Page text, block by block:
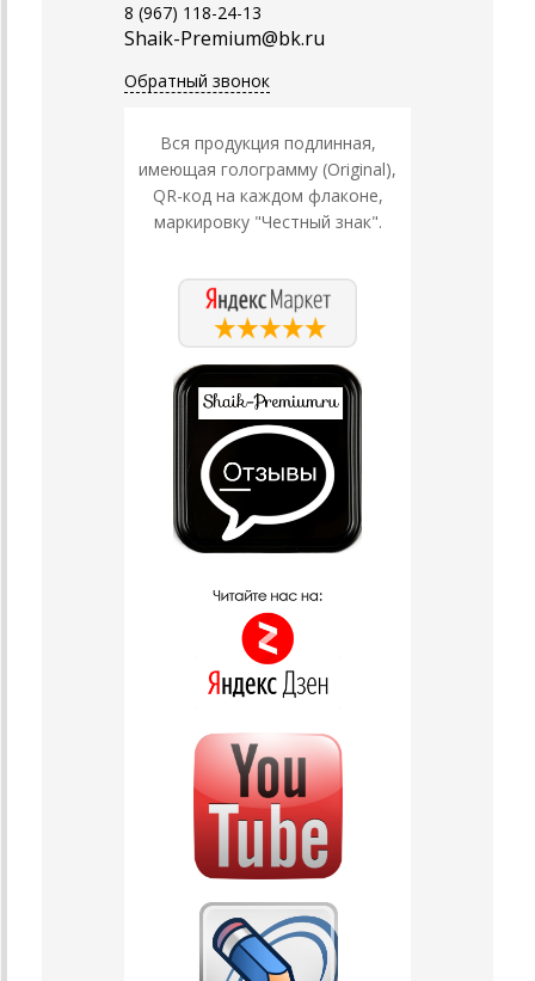
8 (967) 118-24-13
Shaik-Premium@bk.ru
Обратный звонок
Вся продукция подлинная,
имеющая голограмму (Original),
QR-код на каждом флаконе,
маркировку "Честный знак".